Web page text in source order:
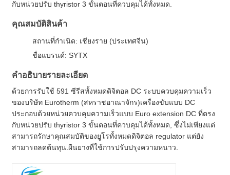
กับหน่วยปรับ thyristor 3 ขั้นตอนที่ควบคุมได้ทั้งหมด.
คุณสมบัติสินค้า
สถานที่กําเนิด: เชียงราย (ประเทศจีน)
ชื่อแบรนด์: SYTX
คําอธิบายรายละเอียด
ด้วยการรับใช้ 591 ซีรีสทั้งหมดดิจิตอล DC ระบบควบคุมความเร็ว
ของบริษัท Eurotherm (สหราชอาณาจักร)เครื่องขับแบบ DC
ประกอบด้วยหน่วยควบคุมความเร็วแบบ Euro extension DC ที่ตรง
กับหน่วยปรับ thyristor 3 ขั้นตอนที่ควบคุมได้ทั้งหมด, ซึ่งไม่เพียงแต่
สามารถรักษาคุณสมบัติของยูโรทั้งหมดดิจิตอล regulator แต่ยัง
สามารถลดต้นทุน.ผืนยางที่ใช้การปรับปรุงความหนาว.